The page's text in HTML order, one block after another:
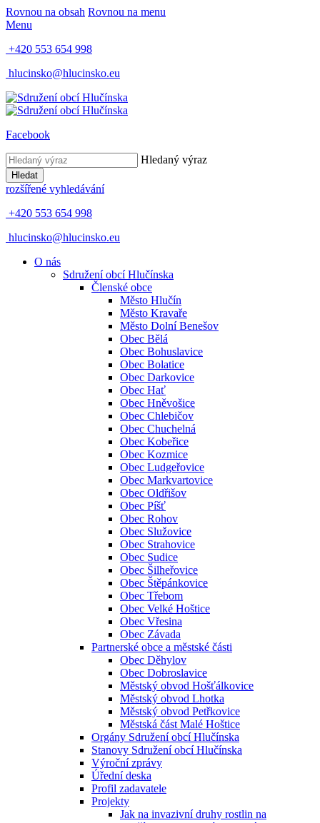
Rovnou na obsah Rovnou na menu
Menu
+420 553 654 998
hlucinsko@hlucinsko.eu
Facebook
Hledaný výraz
Hledat
rozšířené vyhledávání
+420 553 654 998
hlucinsko@hlucinsko.eu
O nás
Sdružení obcí Hlučínska
Členské obce
Město Hlučín
Město Kravaře
Město Dolní Benešov
Obec Bělá
Obec Bohuslavice
Obec Bolatice
Obec Darkovice
Obec Hať
Obec Hněvošice
Obec Chlebičov
Obec Chuchelná
Obec Kobeřice
Obec Kozmice
Obec Ludgeřovice
Obec Markvartovice
Obec Oldřišov
Obec Píšť
Obec Rohov
Obec Služovice
Obec Strahovice
Obec Sudice
Obec Šilheřovice
Obec Štěpánkovice
Obec Třebom
Obec Velké Hoštice
Obec Vřesina
Obec Závada
Partnerské obce a městské části
Obec Děhylov
Obec Dobroslavice
Městský obvod Hošťálkovice
Městský obvod Lhotka
Městský obvod Petřkovice
Městská část Malé Hoštice
Orgány Sdružení obcí Hlučínska
Stanovy Sdružení obcí Hlučínska
Výroční zprávy
Úřední deska
Profil zadavatele
Projekty
Jak na invazivní druhy rostlin na